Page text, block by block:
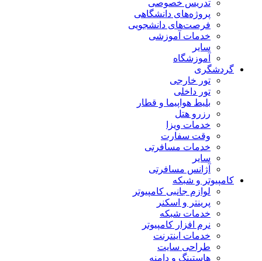
تدریس خصوصی
پروژه‌های دانشگاهی
فرصت‌های دانشجویی
خدمات آموزشی
سایر
آموزشگاه
گردشگری
تور خارجی
تور داخلی
بلیط هواپیما و قطار
رزرو هتل
خدمات ویزا
وقت سفارت
خدمات مسافرتی
سایر
آژانس مسافرتی
کامپیوتر و شبکه
لوازم جانبی کامپیوتر
پرینتر و اسکنر
خدمات شبکه
نرم افزار کامپیوتر
خدمات اینترنت
طراحی سایت
هاستینگ و دامنه